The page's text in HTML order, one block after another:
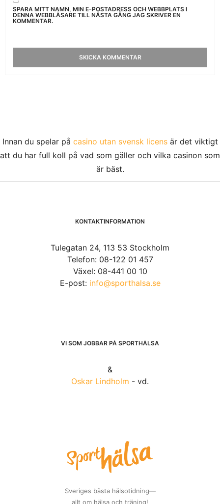
SPARA MITT NAMN, MIN E-POSTADRESS OCH WEBBPLATS I
DENNA WEBBLÄSARE TILL NÄSTA GÅNG JAG SKRIVER EN
KOMMENTAR.
Innan du spelar på casino utan svensk licensär det viktigt
att du har full koll på vad som gäller och vilka casinon som
är bäst.
KONTAKTINFORMATION
Tulegatan 24, 113 53 Stockholm
Telefon: 08-122 01 457
Växel: 08-441 00 10
E-post: info@sporthalsa.se
VI SOM JOBBAR PÅ SPORTHÄLSA
&
Oskar Lindholm - vd.
Sveriges bästa hälsotidning—
allt om hälsa och träning!